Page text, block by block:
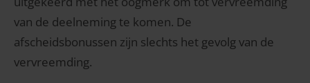
van de deelneming te komen. De
afscheidsbonussen zijn slechts het gevolg van de
vervreemding.